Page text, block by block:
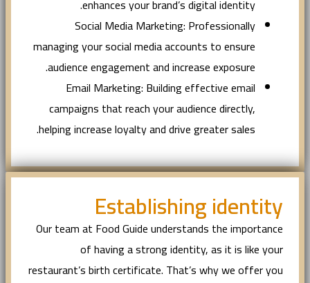
enhances your brand’s digital identity.
Social Media Marketing: Professionally
managing your social media accounts to ensure
audience engagement and increase exposure.
Email Marketing: Building effective email
campaigns that reach your audience directly,
helping increase loyalty and drive greater sales.
Establishing identity
Our team at Food Guide understands the importance
of having a strong identity, as it is like your
restaurant’s birth certificate. That’s why we offer you